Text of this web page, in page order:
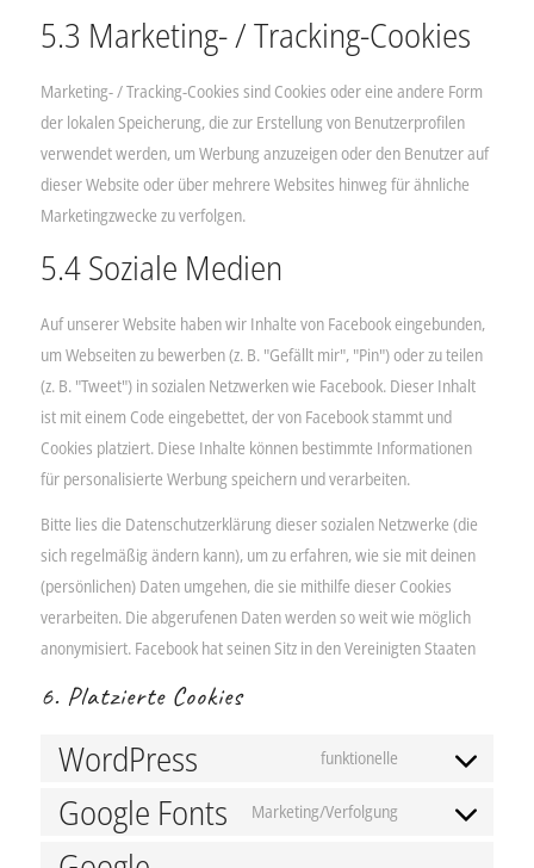
5.3 Marketing- / Tracking-Cookies
Marketing- / Tracking-Cookies sind Cookies oder eine andere Form
der lokalen Speicherung, die zur Erstellung von Benutzerprofilen
verwendet werden, um Werbung anzuzeigen oder den Benutzer auf
dieser Website oder über mehrere Websites hinweg für ähnliche
Marketingzwecke zu verfolgen.
5.4 Soziale Medien
Auf unserer Website haben wir Inhalte von Facebook eingebunden,
um Webseiten zu bewerben (z. B. "Gefällt mir", "Pin") oder zu teilen
(z. B. "Tweet") in sozialen Netzwerken wie Facebook. Dieser Inhalt
ist mit einem Code eingebettet, der von Facebook stammt und
Cookies platziert. Diese Inhalte können bestimmte Informationen
für personalisierte Werbung speichern und verarbeiten.
Bitte lies die Datenschutzerklärung dieser sozialen Netzwerke (die
sich regelmäßig ändern kann), um zu erfahren, wie sie mit deinen
(persönlichen) Daten umgehen, die sie mithilfe dieser Cookies
verarbeiten. Die abgerufenen Daten werden so weit wie möglich
anonymisiert. Facebook hat seinen Sitz in den Vereinigten Staaten
6. Platzierte Cookies
WordPress funktionelle
Consent
Google Fonts Marketing/Verfolgung
Consent